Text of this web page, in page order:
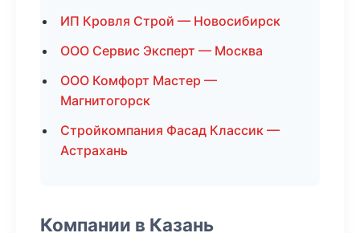
ИП Кровля Строй — Новосибирск
ООО Сервис Эксперт — Москва
ООО Комфорт Мастер —
Магнитогорск
Стройкомпания Фасад Классик —
Астрахань
Компании в Казань